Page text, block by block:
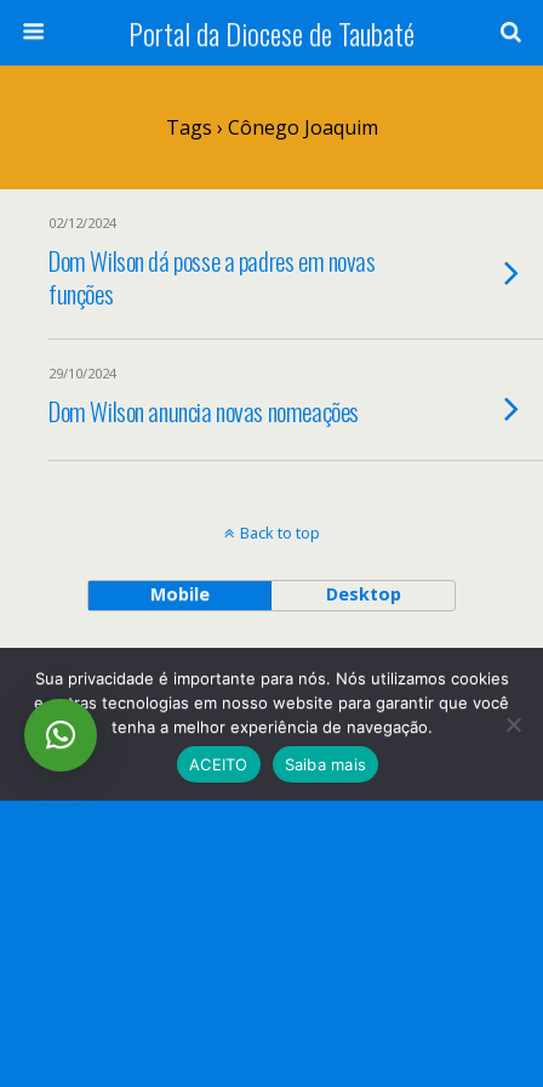
Portal da Diocese de Taubaté
Tags › Cônego Joaquim
02/12/2024
Dom Wilson dá posse a padres em novas
funções
29/10/2024
Dom Wilson anuncia novas nomeações
Back to top
Mobile Desktop
Sua privacidade é importante para nós. Nós utilizamos cookies
e outras tecnologias em nosso website para garantir que você
tenha a melhor experiência de navegação.
ACEITO
Saiba mais